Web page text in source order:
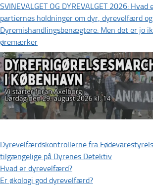
SVINEVALGET OG DYREVALGET 2026: Hvad
partiernes holdninger om dyr, dyrevelfærd
Dyremishandlingsbenægtere: Men det er jo
øremærker
Dyrevelfærdskontrollerne fra
tilgængelige på Dyrenes Detektiv
Hvad er dyrevelfærd?
Er økologi god dyrevelfærd?